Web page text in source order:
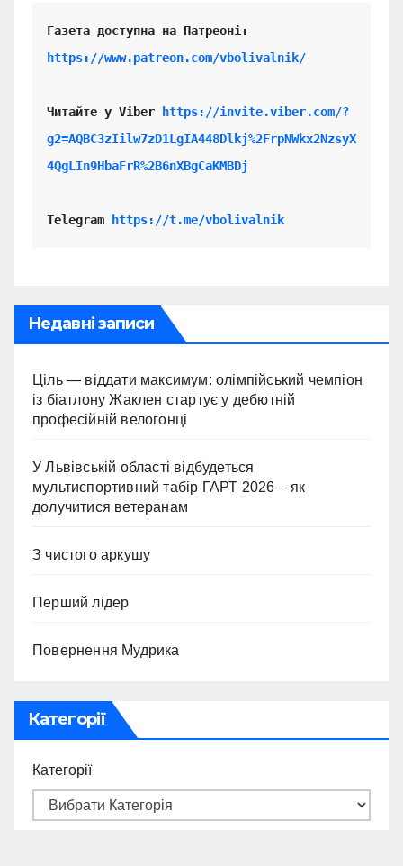
https://www.patreon.com/vbolivalnik/
Читайте у Viber
https://invite.viber.com/?
g2=AQBC3zIilw7zD1LgIA448Dlkj%2FrpNWkx2NzsyX
4QgLIn9HbaFrR%2B6nXBgCaKMBDj
Telegram https://t.me/vbolivalnik
Недавні записи
Ціль — віддати максимум: олімпійський чемпіон
із біатлону Жаклен стартує у дебютній
професійній велогонці
У Львівській області відбудеться
мультиспортивний табір ГАРТ 2026 – як
долучитися ветеранам
З чистого аркушу
Перший лідер
Повернення Мудрика
Категорії
Категорії